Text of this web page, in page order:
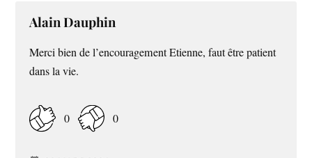
Alain Dauphin
Merci bien de l’encouragement Etienne, faut être patient
dans la vie.
0 0